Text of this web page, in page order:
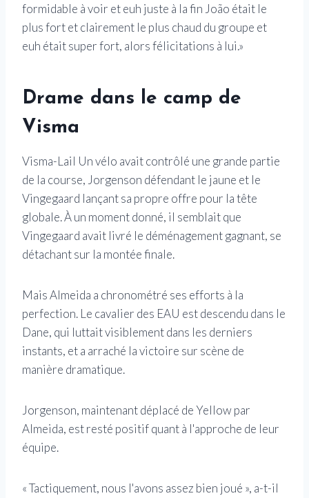
formidable à voir et euh juste à la fin João était le
plus fort et clairement le plus chaud du groupe et
euh était super fort, alors félicitations à lui.»
Drame dans le camp de
Visma
Visma-Lail Un vélo avait contrôlé une grande partie
de la course, Jorgenson défendant le jaune et le
Vingegaard lançant sa propre offre pour la tête
globale. À un moment donné, il semblait que
Vingegaard avait livré le déménagement gagnant, se
détachant sur la montée finale.
Mais Almeida a chronométré ses efforts à la
perfection. Le cavalier des EAU est descendu dans le
Dane, qui luttait visiblement dans les derniers
instants, et a arraché la victoire sur scène de
manière dramatique.
Jorgenson, maintenant déplacé de Yellow par
Almeida, est resté positif quant à l'approche de leur
équipe.
« Tactiquement, nous l'avons assez bien joué », a-t-il